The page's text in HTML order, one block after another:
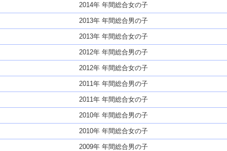
2014年 年間総合女の子
2013年 年間総合男の子
2013年 年間総合女の子
2012年 年間総合男の子
2012年 年間総合女の子
2011年 年間総合男の子
2011年 年間総合女の子
2010年 年間総合男の子
2010年 年間総合女の子
2009年 年間総合男の子